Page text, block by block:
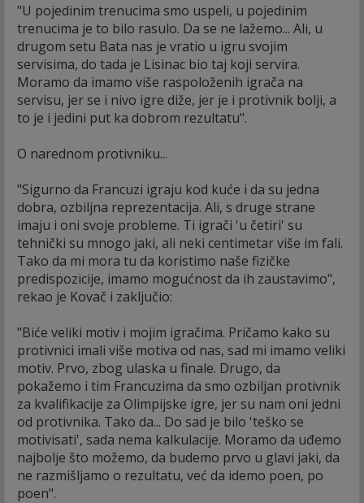
"U pojedinim trenucima smo uspeli, u pojedinim
trenucima je to bilo rasulo. Da se ne lažemo... Ali, u
drugom setu Bata nas je vratio u igru svojim
servisima, do tada je Lisinac bio taj koji servira.
Moramo da imamo više raspoloženih igrača na
servisu, jer se i nivo igre diže, jer je i protivnik bolji, a
to je i jedini put ka dobrom rezultatu".
O narednom protivniku...
"Sigurno da Francuzi igraju kod kuće i da su jedna
dobra, ozbiljna reprezentacija. Ali, s druge strane
imaju i oni svoje probleme. Ti igrači 'u četiri' su
tehnički su mnogo jaki, ali neki centimetar više im fali.
Tako da mi mora tu da koristimo naše fizičke
predispozicije, imamo mogućnost da ih zaustavimo",
rekao je Kovač i zaključio:
"Biće veliki motiv i mojim igračima. Pričamo kako su
protivnici imali više motiva od nas, sad mi imamo veliki
motiv. Prvo, zbog ulaska u finale. Drugo, da
pokažemo i tim Francuzima da smo ozbiljan protivnik
za kvalifikacije za Olimpijske igre, jer su nam oni jedni
od protivnika. Tako da... Do sad je bilo 'teško se
motivisati', sada nema kalkulacije. Moramo da uđemo
najbolje što možemo, da budemo prvo u glavi jaki, da
ne razmišljamo o rezultatu, već da idemo poen, po
poen".